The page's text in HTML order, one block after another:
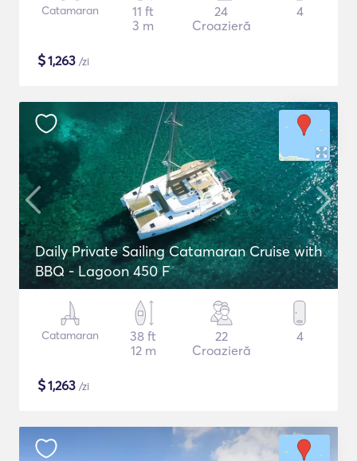
Catamaran
11 ft
3 m
24
Croazieră
4
$1,263 /zi
Daily Private Sailing Catamaran Cruise with
BBQ - Lagoon 450 F
Catamaran
38 ft
12 m
22
Croazieră
4
$1,263 /zi